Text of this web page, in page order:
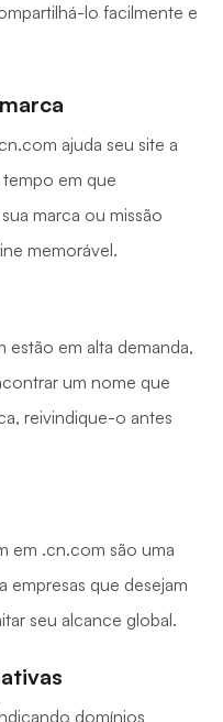
lo facilmente e
ajuda seu site a
em que
marca ou missão
memorável.
em alta demanda,
um nome que
reivindique-o antes
em .cn.com são uma
empresas que desejam
seu alcance global.
domínios